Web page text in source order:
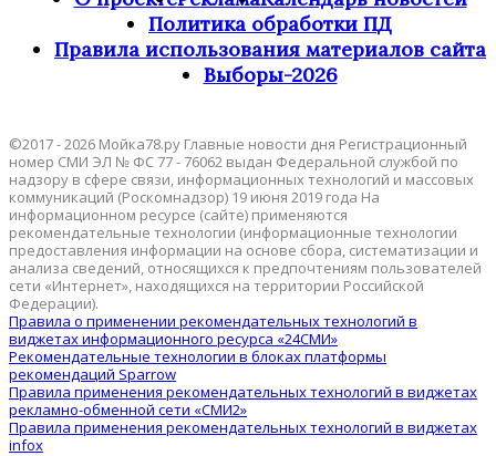
Политика обработки ПД
Правила использования материалов сайта
Выборы-2026
©2017 - 2026 Мойка78.ру Главные новости дня Регистрационный
номер СМИ ЭЛ № ФС 77 - 76062 выдан Федеральной службой по
надзору в сфере связи, информационных технологий и массовых
коммуникаций (Роскомнадзор) 19 июня 2019 года На
информационном ресурсе (сайте) применяются
рекомендательные технологии (информационные технологии
предоставления информации на основе сбора, систематизации и
анализа сведений, относящихся к предпочтениям пользователей
сети «Интернет», находящихся на территории Российской
Федерации).
Правила о применении рекомендательных технологий в
виджетах информационного ресурса «24СМИ»
Рекомендательные технологии в блоках платформы
рекомендаций Sparrow
Правила применения рекомендательных технологий в виджетах
рекламно-обменной сети «СМИ2»
Правила применения рекомендательных технологий в виджетах
infox